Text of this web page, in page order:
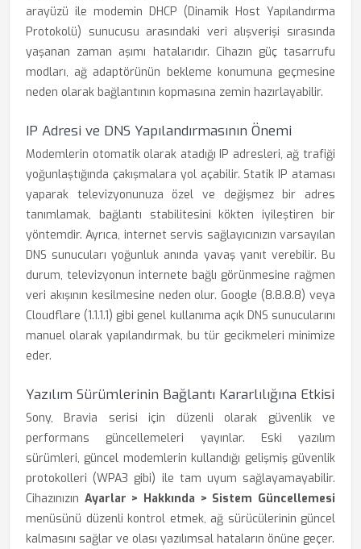
arayüzü ile modemin DHCP (Dinamik Host Yapılandırma
Protokolü) sunucusu arasındaki veri alışverişi sırasında
yaşanan zaman aşımı hatalarıdır. Cihazın güç tasarrufu
modları, ağ adaptörünün bekleme konumuna geçmesine
neden olarak bağlantının kopmasına zemin hazırlayabilir.
IP Adresi ve DNS Yapılandırmasının Önemi
Modemlerin otomatik olarak atadığı IP adresleri, ağ trafiği
yoğunlaştığında çakışmalara yol açabilir. Statik IP ataması
yaparak televizyonunuza özel ve değişmez bir adres
tanımlamak, bağlantı stabilitesini kökten iyileştiren bir
yöntemdir. Ayrıca, internet servis sağlayıcınızın varsayılan
DNS sunucuları yoğunluk anında yavaş yanıt verebilir. Bu
durum, televizyonun internete bağlı görünmesine rağmen
veri akışının kesilmesine neden olur. Google (8.8.8.8) veya
Cloudflare (1.1.1.1) gibi genel kullanıma açık DNS sunucularını
manuel olarak yapılandırmak, bu tür gecikmeleri minimize
eder.
Yazılım Sürümlerinin Bağlantı Kararlılığına Etkisi
Sony, Bravia serisi için düzenli olarak güvenlik ve
performans güncellemeleri yayınlar. Eski yazılım
sürümleri, güncel modemlerin kullandığı gelişmiş güvenlik
protokolleri (WPA3 gibi) ile tam uyum sağlayamayabilir.
Cihazınızın Ayarlar > Hakkında > Sistem Güncellemesi
menüsünü düzenli kontrol etmek, ağ sürücülerinin güncel
kalmasını sağlar ve olası yazılımsal hataların önüne geçer.